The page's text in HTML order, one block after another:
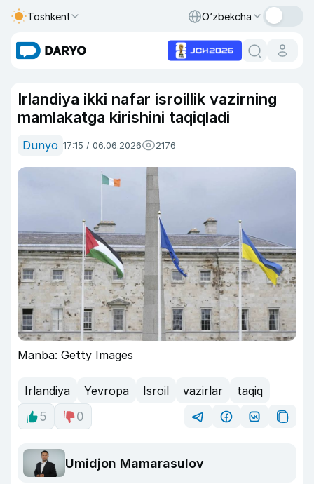
Toshkent O‘zbekcha
Irlandiya ikki nafar isroillik vazirning
mamlakatga kirishini taqiqladi
Dunyo 17:15 / 06.06.2026 2176
Manba: Getty Images
Irlandiya Yevropa Isroil vazirlar
taqiq
5
0
Umidjon Mamarasulov